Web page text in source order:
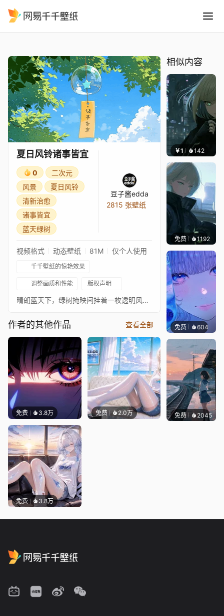
夏日风铃诸事皆宜
0
二次元
风景
夏日风铃
清新治愈
诸事皆宜
蓝天绿树
豆子酱edda
2815 张壁纸
视频格式 动态壁纸 81M 仅个人使用
千千壁纸的惊艳效果
调整画质和性能 版权声明
晴朗蓝天下，绿树掩映间挂着一枚透明风铃，飘带写着诸事皆宜，氛围清新治愈。
作者的其他作品 查看全部
免费 3.8万 免费 2.0万
免费 3.8万
相似内容
￥1 142
免费 1192辰东
免费 604辰东
免费 2045辰东